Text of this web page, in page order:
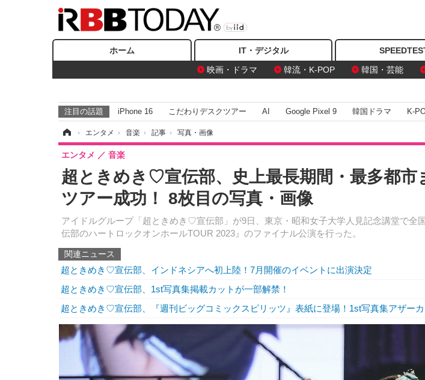
ホーム IT・デジタル
映画・ドラマ
韓流・K-POP 韓国・芸能
注目の話題 iPhone 16 こだわりデスクツアー AI Google Pixel 9 韓国ドラマ K-
› エンタメ › 音楽 › 記事 › 写真・画像
超ときめき♡宣伝部、史上最長期間・最多都市
ツアー成功！ 8枚目の写真・画像
アイドルグループ「超ときめき♡宣伝部」が9日、東京・昭和女子大学人見記念講堂で全
伝部のハートロックオンホールTOUR 2023』のファイナル公演を行った。
エンタメ 音楽
関連ニュース
超ときめき♡宣伝部、インドネシアへ初上陸！7月開催のイベントに出演決定
超ときめき♡宣伝部、1st写真集掲載カットが一部解禁！
超ときめき♡宣伝部、『週刊ビッグコミックスピリッツ』表紙に登場！1st写真集アザー